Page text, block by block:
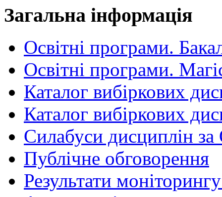
Загальна інформація
Освітні програми.
Освітні програми.
Каталог вибіркових
Каталог вибіркових
Силабуси дисциплін
Публічне обговорення
Результати